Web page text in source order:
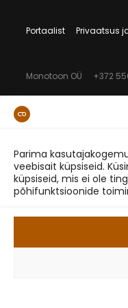
Parima
veebisait küpsiseid.
küpsiseid, mis ei ole
põhifunktsioonide
Portaalist Privaatsus
Monotoon OÜ +372